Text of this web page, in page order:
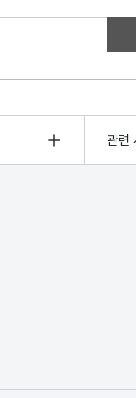
관련